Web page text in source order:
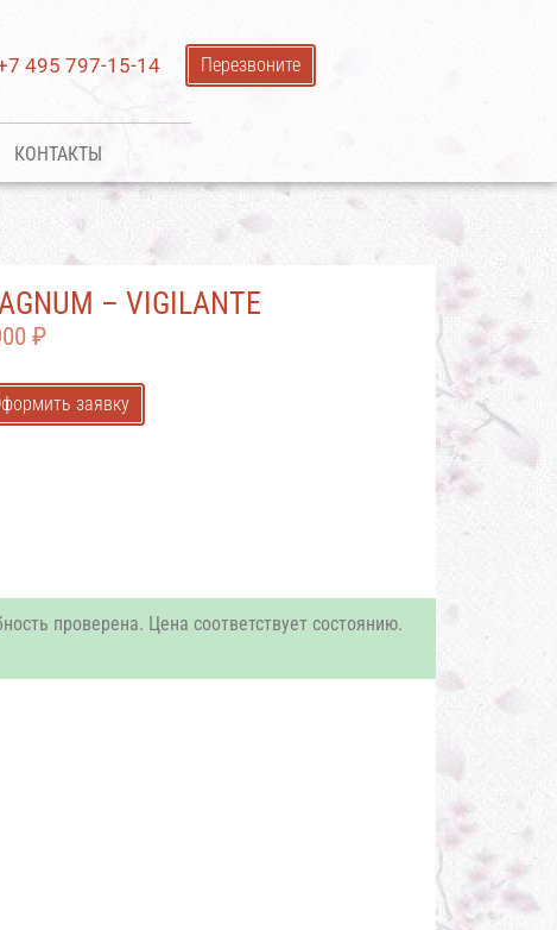
495 797-15-14 Перезвоните
КОНТАКТЫ
– VIGILANTE
₽
заявку
проверена. Цена соответствует состоянию.